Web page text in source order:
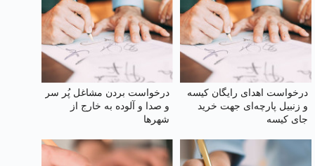
درخواست اهدای رایگان کیسه
و زنبیل پارچه‌ای جهت خرید
جای کیسه‌
درخواست بردن مشاغل پُر سر
و صدا و آلوده به خارج از
شهرها